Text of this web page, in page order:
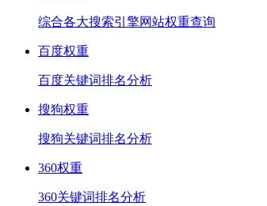
综合各大搜索引擎网站权重查询
百度权重
百度关键词排名分析
搜狗权重
搜狗关键词排名分析
360权重
360关键词排名分析